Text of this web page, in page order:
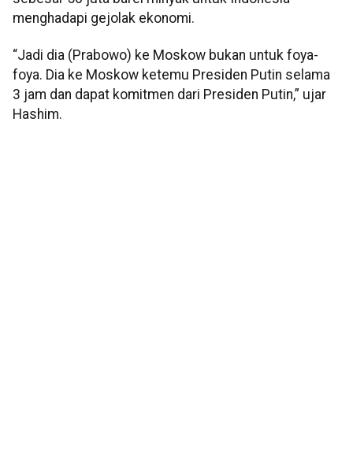
menghadapi gejolak ekonomi.
“Jadi dia (Prabowo) ke Moskow bukan untuk foya-
foya. Dia ke Moskow ketemu Presiden Putin selama
3 jam dan dapat komitmen dari Presiden Putin,” ujar
Hashim.